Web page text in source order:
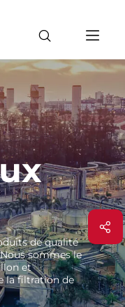
de qualité
sommes le
et
la filtration de